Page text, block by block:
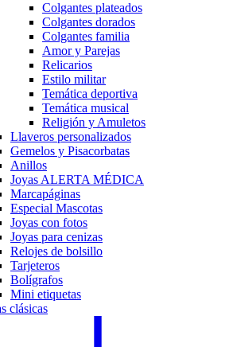
Colgantes plateados
Colgantes dorados
Colgantes familia
Amor y Parejas
Relicarios
Estilo militar
Temática deportiva
Temática musical
Religión y Amuletos
Llaveros personalizados
Gemelos y Pisacorbatas
Anillos
Joyas ALERTA MÉDICA
Marcapáginas
Especial Mascotas
Joyas con fotos
Joyas para cenizas
Relojes de bolsillo
Tarjeteros
Bolígrafos
Mini etiquetas
clásicas